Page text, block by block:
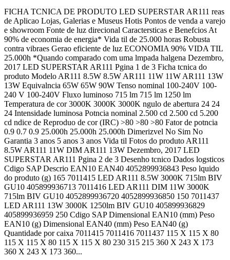
FICHA TCNICA DE PRODUTO LED SUPERSTAR AR111 reas
de Aplicao Lojas, Galerias e Museus Hotis Pontos de venda a varejo
e showroom Fonte de luz direcional Caractersticas e Benefcios At
90% de economia de energia* Vida til de 25.000 horas Robusta
contra vibraes Gerao eficiente de luz ECONOMIA 90% VIDA TIL
25.000h *Quando comparado com uma lmpada halgena Dezembro,
2017 LED SUPERSTAR AR111 Pgina 1 de 3 Ficha tcnica do
produto Modelo AR111 8.5W 8.5W AR111 11W 11W AR111 13W
13W Equivalncia 65W 65W 90W Tenso nominal 100-240V 100-
240 V 100-240V Fluxo luminoso 715 lm 715 lm 1250 lm
Temperatura de cor 3000K 3000K 3000K ngulo de abertura 24 24
24 Intensidade luminosa Potncia nominal 2.500 cd 2.500 cd 5.200
cd ndice de Reproduo de cor (IRC) >80 >80 >80 Fator de potncia
0.9 0.7 0.9 25.000h 25.000h 25.000h Dimerizvel No Sim No
Garantia 3 anos 5 anos 3 anos Vida til Fotos do produto AR111
8.5W AR111 11W DIM AR111 13W Dezembro, 2017 LED
SUPERSTAR AR111 Pgina 2 de 3 Desenho tcnico Dados logsticos
Cdigo SAP Descrio EAN10 EAN40 4052899936843 Peso lquido
do produto (g) 165 7011415 LED AR111 8.5W 3000K 715lm BIV
GU10 405899936713 7011416 LED AR111 DIM 11W 3000K
715lm BIV GU10 4052899936720 4052899936850 150 7011437
LED AR111 13W 3000K 1250lm BIV GU10 405899936829
405899936959 250 Cdigo SAP Dimensional EAN10 (mm) Peso
EAN10 (g) Dimensional EAN40 (mm) Peso EAN40 (g)
Quantidade por caixa 7011415 7011416 7011437 115 X 115 X 80
115 X 115 X 80 115 X 115 X 80 230 315 215 360 X 243 X 173
360 X 243 X 173 360...